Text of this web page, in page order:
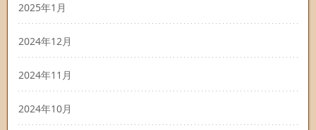
2025年1月
2024年12月
2024年11月
2024年10月